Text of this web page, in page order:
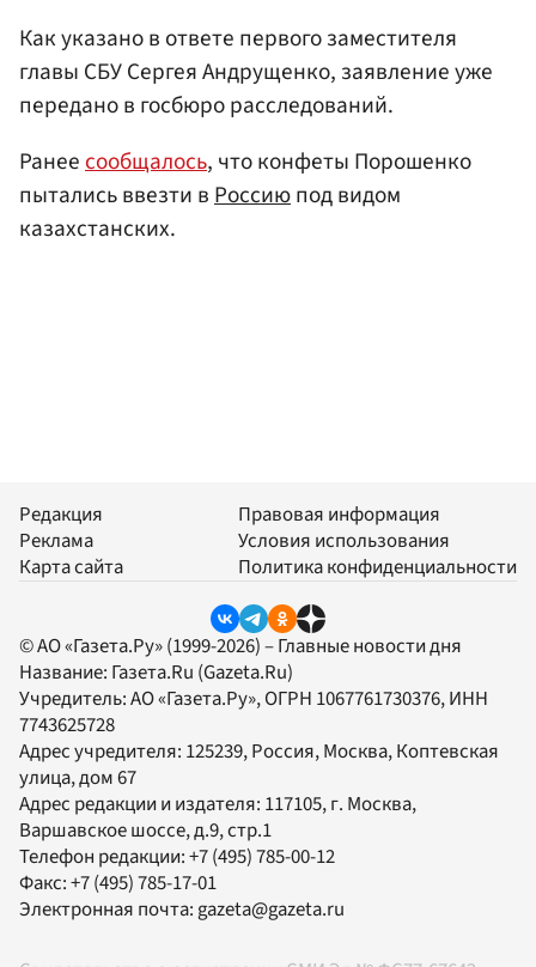
Как указано в ответе первого заместителя
главы СБУ Сергея Андрущенко, заявление уже
передано в госбюро расследований.
Ранеесообщалось, что конфеты Порошенко
пытались ввезти вРоссиюпод видом
казахстанских.
Редакция
Реклама
Карта сайта
Правовая информация
Условия использования
Политика конфиденциальности
© АО «Газета.Ру» (1999-2026) – Главные новости дня
Название: Газета.Ru (Gazeta.Ru)
Учредитель:АО «Газета.Ру», ОГРН 1067761730376, ИНН
7743625728
Адрес учредителя: 125239, Россия, Москва, Коптевская
улица, дом 67
Адрес редакции и издателя: 117105, г. Москва,
Варшавское шоссе, д.9, стр.1
Телефон редакции:+7 (495) 785-00-12
Факс:+7 (495) 785-17-01
Электронная почта:gazeta@gazeta.ru